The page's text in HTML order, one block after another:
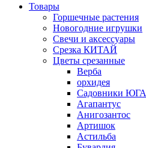
Товары
Горшечные растения
Новогодние игрушки
Свечи и аксессуары
Срезка КИТАЙ
Цветы срезанные
Верба
орхидея
Садовники ЮГА
Агапантус
Анигозантос
Артишок
Астильба